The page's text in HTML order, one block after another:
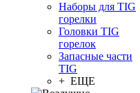
Наборы для TIG
горелки
Головки TIG
горелок
Запасные части
TIG
+ ЕЩЕ